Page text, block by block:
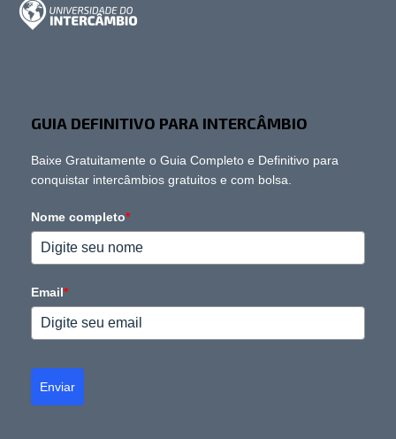
GUIA DEFINITIVO PARA INTERCÂMBIO
Baixe Gratuitamente o Guia Completo e Definitivo para
conquistar intercâmbios gratuitos e com bolsa.
Nome completo*
Email*
Enviar